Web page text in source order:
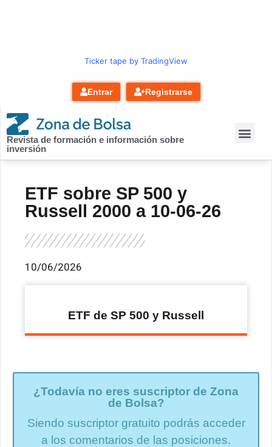
Ticker tape by TradingView
Entrar Registrarse
Revista de formación e información sobre
inversión
ETF sobre SP 500 y
Russell 2000 a 10-06-26
10/06/2026
ETF de SP 500 y Russell
¿Todavía no eres suscriptor de Zona
de Bolsa?
Siendo suscriptor gratuito podrás acceder
a los comentarios de las posiciones.